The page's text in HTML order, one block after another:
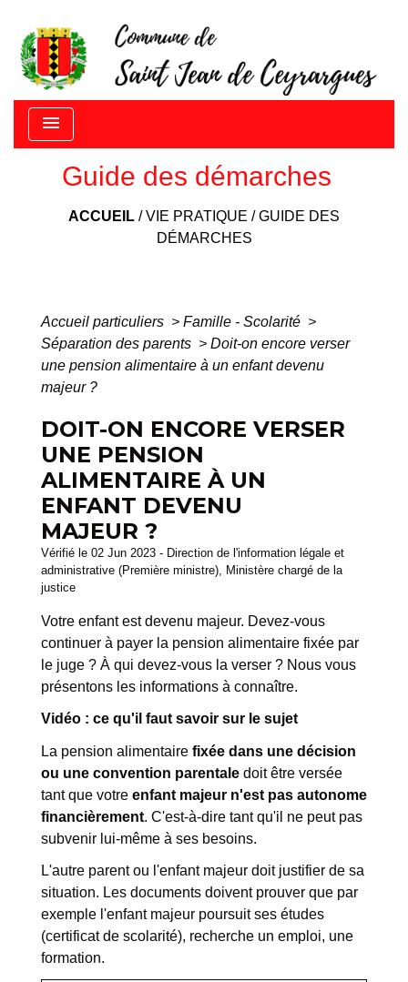
menu
Guide des démarches
ACCUEIL /VIE PRATIQUE /GUIDE DES
DÉMARCHES
Accueil particuliers > Famille - Scolarité >
Séparation des parents > Doit-on encore verser
une pension alimentaire à un enfant devenu
majeur ?
DOIT-ON ENCORE VERSER
UNE PENSION
ALIMENTAIRE À UN
ENFANT DEVENU
MAJEUR ?
Vérifié le 02 Jun 2023 - Direction de l'information légale et
administrative (Première ministre), Ministère chargé de la
justice
Votre enfant est devenu majeur. Devez-vous
continuer à payer la pension alimentaire fixée par
le juge ? À qui devez-vous la verser ? Nous vous
présentons les informations à connaître.
Vidéo : ce qu'il faut savoir sur le sujet
La pension alimentaire fixée dans une décision
ou une convention parentale doit être versée
tant que votre enfant majeur n'est pas autonome
financièrement. C'est-à-dire tant qu'il ne peut pas
subvenir lui-même à ses besoins.
L'autre parent ou l'enfant majeur doit justifier de sa
situation. Les documents doivent prouver que par
exemple l'enfant majeur poursuit ses études
(certificat de scolarité), recherche un emploi, une
formation.